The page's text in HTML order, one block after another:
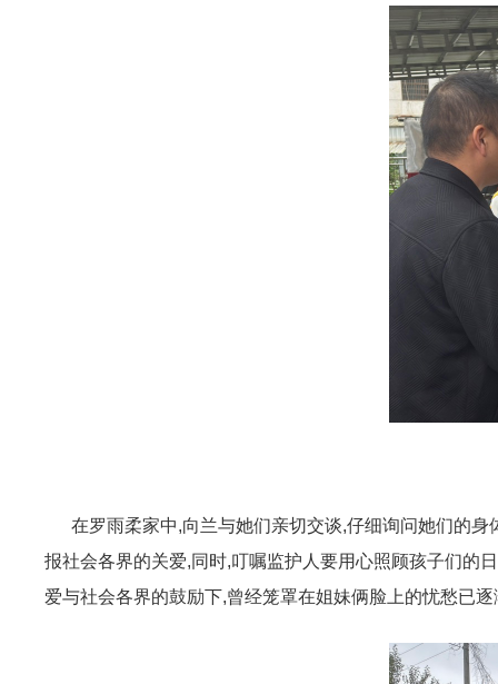
在罗雨柔家中,向兰与她们亲切交谈,仔细询问她们的身
报社会各界的关爱,同时,叮嘱监护人要用心照顾孩子们的
爱与社会各界的鼓励下,曾经笼罩在姐妹俩脸上的忧愁已